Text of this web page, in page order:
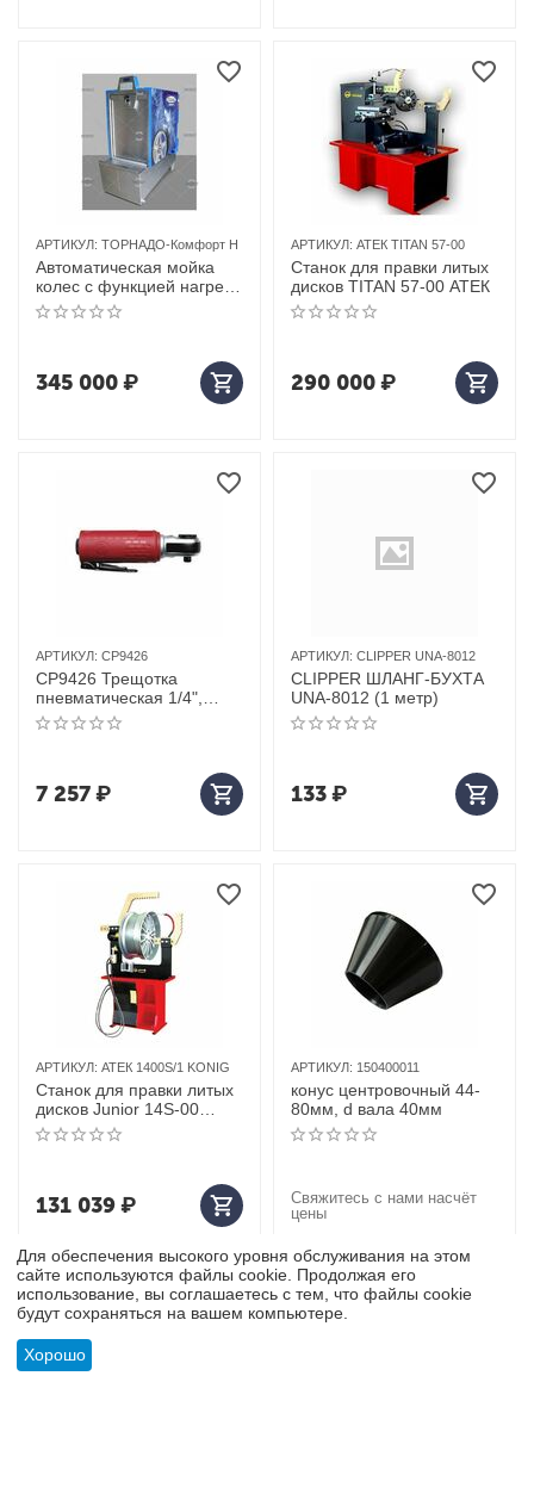
АРТИКУЛ: ТОРНАДО-Комфорт Н
Автоматическая мойка
колес с функцией нагрева
воды Техновектор (Тула)
арт. ТОРНАДО-Комфорт Н
345 000₽
АРТИКУЛ: АТЕК TITAN 57-00
Станок для правки литых
дисков TITAN 57-00 АТЕК
290 000₽
АРТИКУЛ: CP9426
CP9426 Трещотка
пневматическая 1/4",
мини
7 257₽
АРТИКУЛ: CLIPPER UNA-8012
CLIPPER ШЛАНГ-БУХТА
UNA-8012 (1 метр)
133₽
АРТИКУЛ: АТЕК 1400S/1 KONIG
Станок для правки литых
дисков Junior 14S-00
АТЕК
131 039₽
АРТИКУЛ: 150400011
конус центровочный 44-
80мм, d вала 40мм
Свяжитесь с нами насчёт
цены
Для обеспечения высокого уровня обслуживания на этом
сайте используются файлы cookie. Продолжая его
использование, вы соглашаетесь с тем, что файлы cookie
будут сохраняться на вашем компьютере.
Хорошо